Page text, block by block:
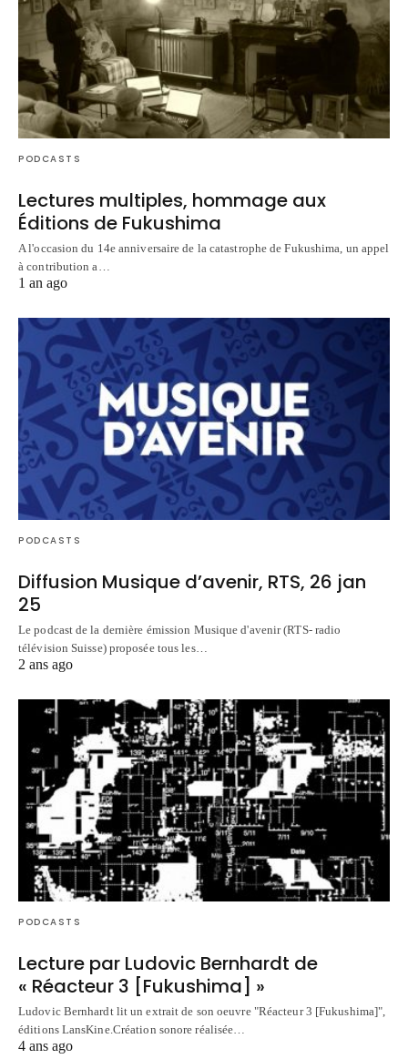
PODCASTS
Lectures multiples, hommage aux
Éditions de Fukushima
A l'occasion du 14e anniversaire de la catastrophe de Fukushima, un appel
à contribution a…
1 an ago
PODCASTS
Diffusion Musique d’avenir, RTS, 26 jan
25
Le podcast de la dernière émission Musique d'avenir (RTS- radio
télévision Suisse) proposée tous les…
2 ans ago
PODCASTS
Lecture par Ludovic Bernhardt de
« Réacteur 3 [Fukushima] »
Ludovic Bernhardt lit un extrait de son oeuvre "Réacteur 3 [Fukushima]",
éditions LansKine.Création sonore réalisée…
4 ans ago